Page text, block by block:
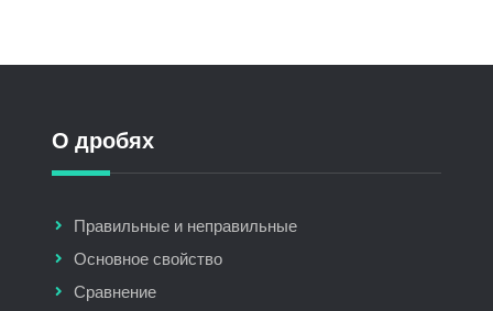
О дробях
Правильные и неправильные
Основное свойство
Сравнение